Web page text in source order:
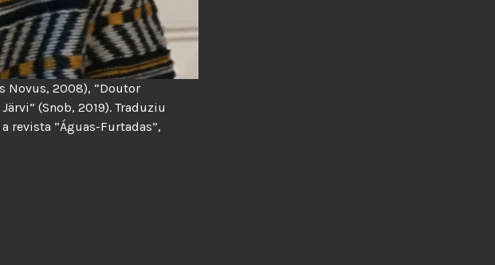
Novus, 2008), “Doutor
(Snob, 2019). Traduziu
revista “Águas-Furtadas”,